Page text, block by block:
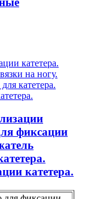
фиксации
катетера.